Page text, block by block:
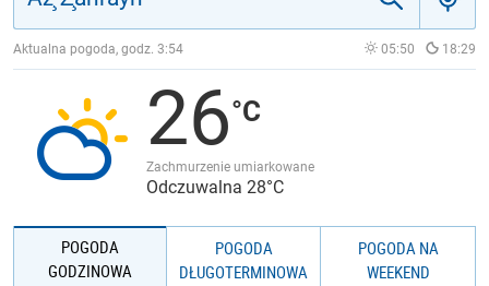
JAKOŚĆ POWIETRZA
Aktualna pogoda, godz. 3:54 05:50 18:29
26
Zachmurzenie umiarkowane
Odczuwalna 28°C
POGODA
GODZINOWA
POGODA
DŁUGOTERMINOWA
POGODA NA
WEEKEND